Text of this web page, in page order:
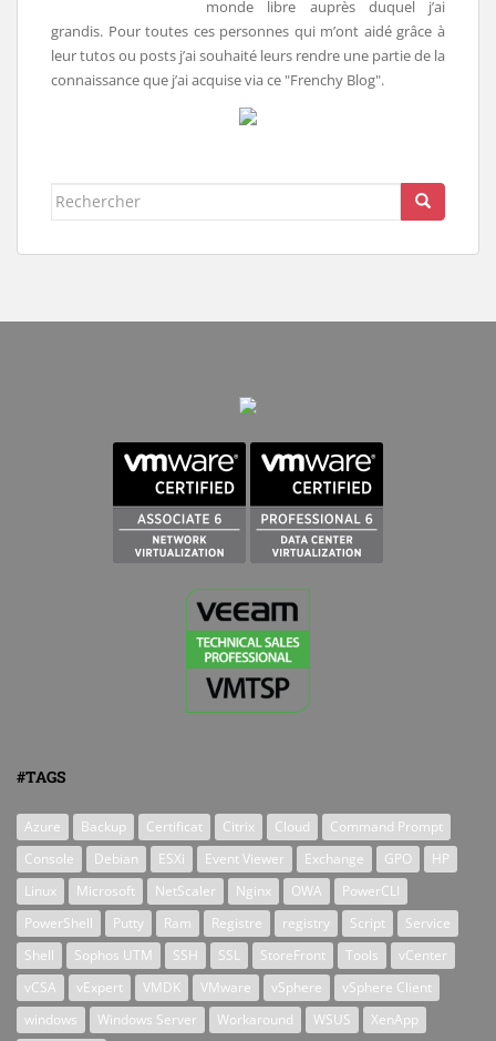
monde libre auprès duquel j’ai
grandis. Pour toutes ces personnes qui m’ont aidé grâce à
leur tutos ou posts j’ai souhaité leurs rendre une partie de la
connaissance que j’ai acquise via ce "Frenchy Blog".
Rechercher...
#TAGS
Azure Backup Certificat Citrix Cloud
Command Prompt
Console
Debian ESXi Event Viewer Exchange GPO
HP
Linux
Microsoft NetScaler Nginx OWA
PowerCLI
PowerShell
Putty Ram Registre registry Script
Service
Shell
Sophos UTM SSH SSL StoreFront Tools
vCenter
vCSA
vExpert VMDK VMware vSphere
vSphere Client
windows
Windows Server Workaround WSUS XenApp